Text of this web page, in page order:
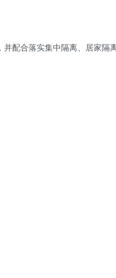
配合落实集中隔离、居家隔